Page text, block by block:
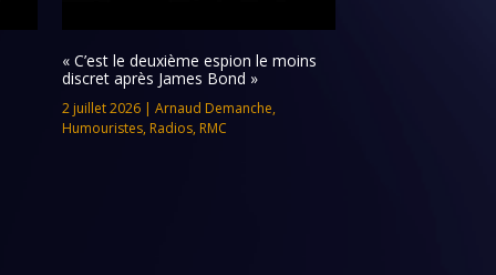
« C’est le deuxième espion le moins
discret après James Bond »
2 juillet 2026| Arnaud Demanche,
Humouristes, Radios, RMC